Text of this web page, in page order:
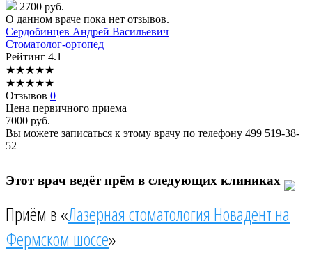
2700 руб.
О данном враче пока нет отзывов.
Сердобинцев Андрей Васильевич
Стоматолог-ортопед
Рейтинг 4.1
★★★★★
★★★★★
Отзывов 0
Цена первичного приема
7000 руб.
Вы можете записаться к этому врачу по телефону 499 519-38-
52
Этот врач ведёт прём в следующих клиниках
Приём в «Лазерная стоматология Новадент на
Фермском шоссе»